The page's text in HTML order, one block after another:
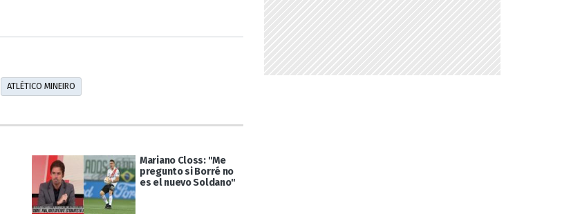
ATLÉTICO MINEIRO
Mariano Closs: "Me
pregunto si Borré no
es el nuevo Soldano"